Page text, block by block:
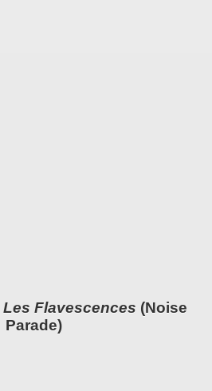
Les Flavescences (Noise
Parade)